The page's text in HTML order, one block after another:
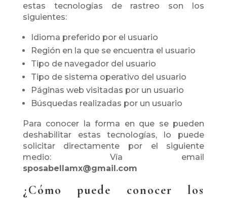
estas tecnologías de rastreo son los
siguientes:
Idioma preferido por el usuario
Región en la que se encuentra el usuario
Tipo de navegador del usuario
Tipo de sistema operativo del usuario
Páginas web visitadas por un usuario
Búsquedas realizadas por un usuario
Para conocer la forma en que se pueden
deshabilitar estas tecnologías, lo puede
solicitar directamente por el siguiente
medio: Vía email
sposabellamx@gmail.com
¿Cómo puede conocer los